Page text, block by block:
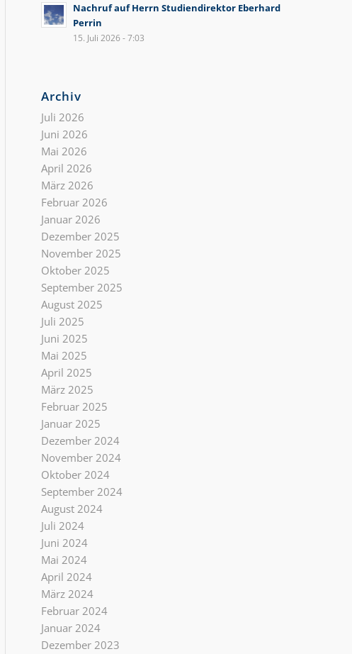
Nachruf auf Herrn Studiendirektor Eberhard
Perrin
15. Juli 2026 - 7:03
Archiv
Juli 2026
Juni 2026
Mai 2026
April 2026
März 2026
Februar 2026
Januar 2026
Dezember 2025
November 2025
Oktober 2025
September 2025
August 2025
Juli 2025
Juni 2025
Mai 2025
April 2025
März 2025
Februar 2025
Januar 2025
Dezember 2024
November 2024
Oktober 2024
September 2024
August 2024
Juli 2024
Juni 2024
Mai 2024
April 2024
März 2024
Februar 2024
Januar 2024
Dezember 2023